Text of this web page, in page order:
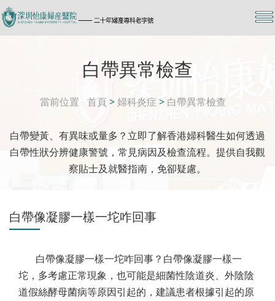
白帶異常檢查
當前位置 首頁 >婦科炎症 > 白帶異常檢查
白帶變黃、有異味或量多？立即了解香港婦科醫生如何透過
白帶性狀分辨健康警號，常見病因及檢查流程。提供自我觀
察貼士及就醫指南，免卻疑慮。
白帶像凝膠一樣一坨咋回事
白帶像凝膠一樣一坨咋回事？白帶像凝膠一樣一
坨，多考慮正常現象，也可能是細菌性陰道炎、外陰陰
道假絲酵母菌病等原因引起的，建議患者根據引起的原